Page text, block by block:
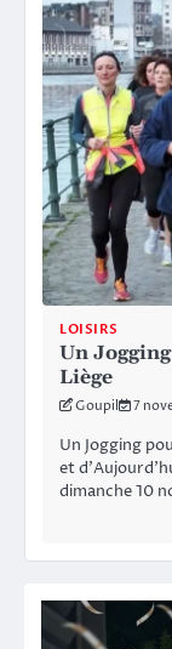
LOISIRS
Un
Liège
Goupil 7
Un Jogging
et
dimanche 10